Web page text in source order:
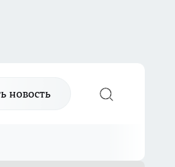
новость